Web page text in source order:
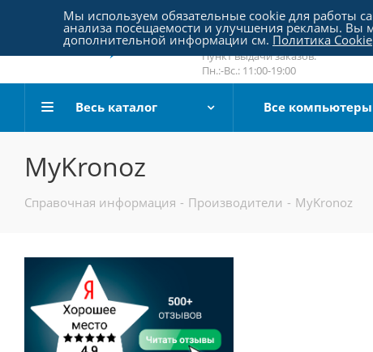
Пятницкое шоссе 18, пав. 267
email:sale@pc-arena.ru
Пн.:-Вс.: 10:00-20:00
Пункт выдачи заказов:
Пн.:-Вс.: 11:00-19:00
Весь каталог Все компьютеры
MyKronoz
Справочная информация - Производители - MyKronoz
Мы используем обязательные cookie для работы
анализа посещаемости и улучшения рекламы. Вы
дополнительной информации см. Политика Cookie